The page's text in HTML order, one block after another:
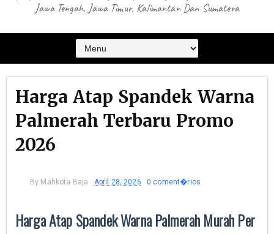
Jawa Tengah, Jawa Timur, Kalimantan Dan Sumatera
Harga Atap Spandek Warna
Palmerah Terbaru Promo
2026
By Mahkota Baja April 28, 2026 0 coment�rios
Harga Atap Spandek Warna Palmerah Murah Per